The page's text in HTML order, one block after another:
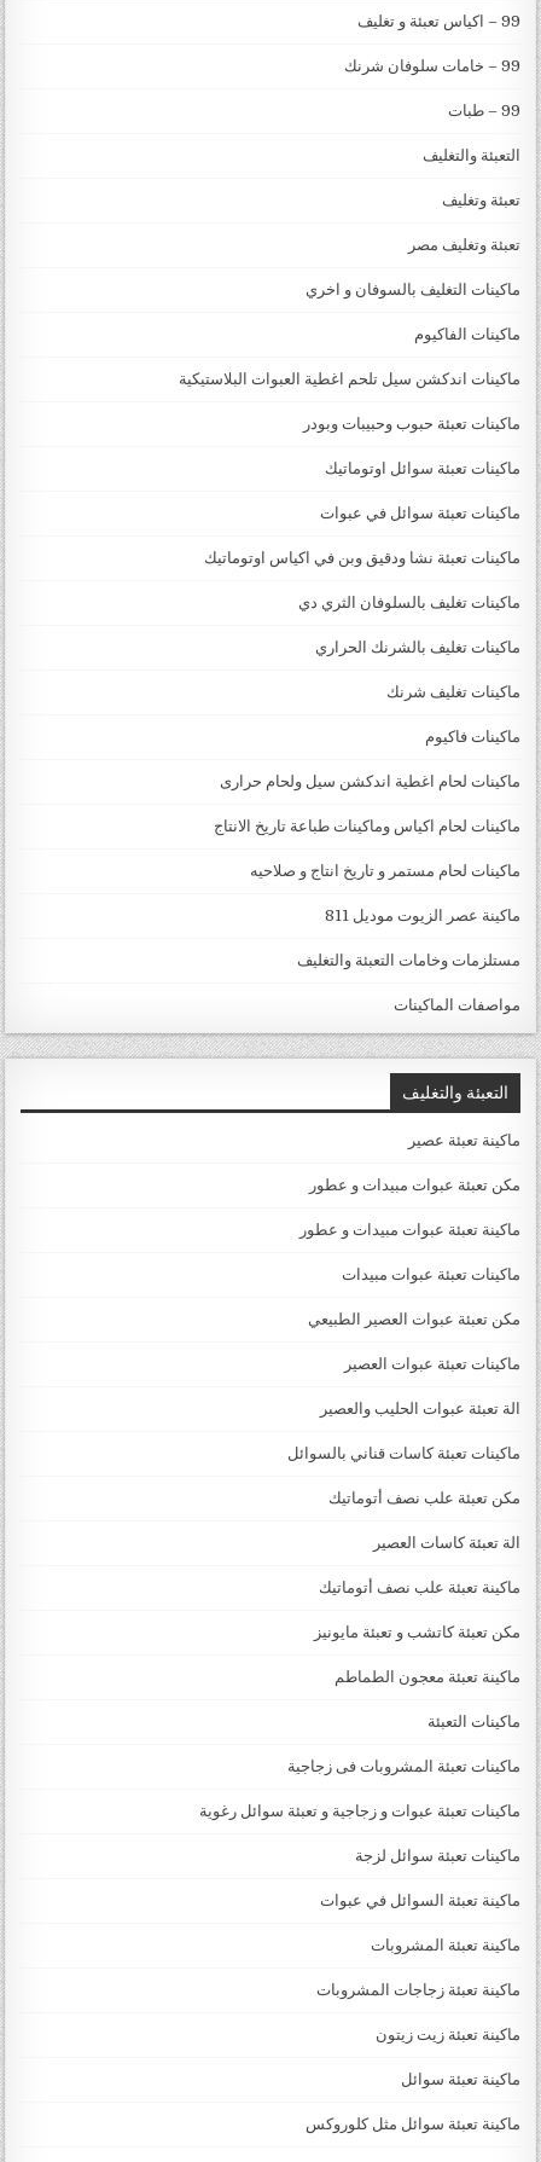
99 – اكياس تعبئة و تغليف
99 – خامات سلوفان شرنك
99 – طبات
التعبئة والتغليف
تعبئة وتغليف
تعبئة وتغليف مصر
ماكينات التغليف بالسوفان و اخري
ماكينات الفاكيوم
ماكينات اندكشن سيل تلحم اغطية العبوات البلاستيكية
ماكينات تعبئة حبوب وحبيبات وبودر
ماكينات تعبئة سوائل اوتوماتيك
ماكينات تعبئة سوائل في عبوات
ماكينات تعبئة نشا ودقيق وبن في اكياس اوتوماتيك
ماكينات تغليف بالسلوفان الثري دي
ماكينات تغليف بالشرنك الحراري
ماكينات تغليف شرنك
ماكينات فاكيوم
ماكينات لحام اغطية اندكشن سيل ولحام حرارى
ماكينات لحام اكياس وماكينات طباعة تاريخ الانتاج
ماكينات لحام مستمر و تاريخ انتاج و صلاحيه
ماكينة عصر الزيوت موديل 811
مستلزمات وخامات التعبئة والتغليف
مواصفات الماكينات
التعبئة والتغليف
ماكينة تعبئة عصير
مكن تعبئة عبوات مبيدات و عطور
ماكينة تعبئة عبوات مبيدات و عطور
ماكينات تعبئة عبوات مبيدات
مكن تعبئة عبوات العصير الطبيعي
ماكينات تعبئة عبوات العصير
الة تعبئة عبوات الحليب والعصير
ماكينات تعبئة كاسات قناني بالسوائل
مكن تعبئة علب نصف أتوماتيك
الة تعبئة كاسات العصير
ماكينة تعبئة علب نصف أتوماتيك
مكن تعبئة كاتشب و تعبئة مايونيز
ماكينة تعبئة معجون الطماطم
ماكينات التعبئة
ماكينات تعبئة المشروبات فى زجاجية
ماكينات تعبئة عبوات و زجاجية و تعبئة سوائل رغوية
ماكينات تعبئة سوائل لزجة
‏‏‏ماكينة تعبئة السوائل في عبوات
ماكينة تعبئة المشروبات
ماكينة تعبئة زجاجات المشروبات
ماكينة تعبئة زيت زيتون
ماكينة تعبئة سوائل
ماكينة تعبئة سوائل مثل كلوروكس